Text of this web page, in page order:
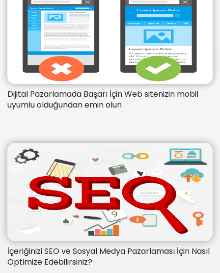
Dijital Pazarlamada Başarı İçin Web sitenizin mobil
uyumlu olduğundan emin olun
İçeriğinizi SEO ve Sosyal Medya Pazarlaması İçin Nasıl
Optimize Edebilirsiniz?